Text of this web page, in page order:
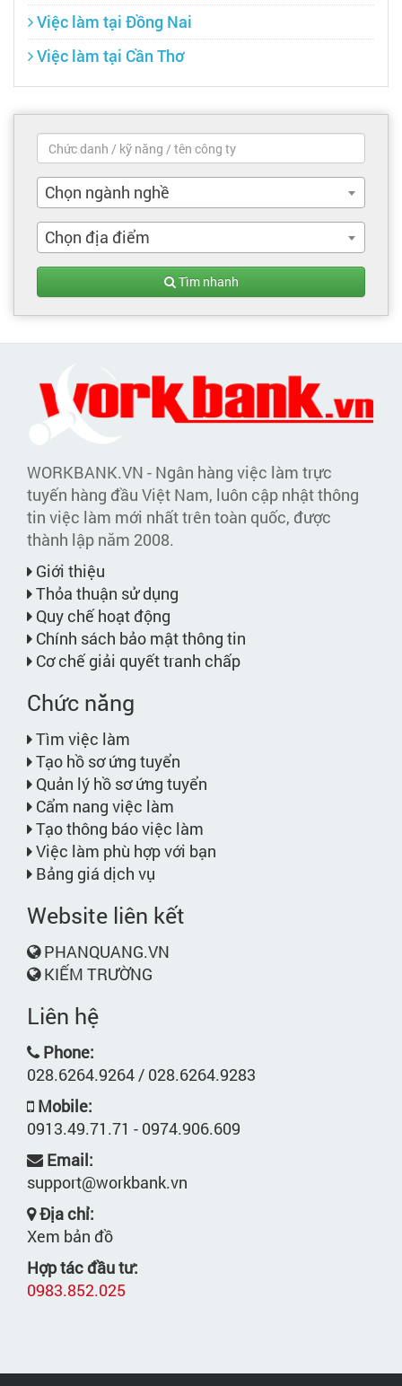
Việc làm tại Đồng Nai
Việc làm tại Cần Thơ
Chọn ngành nghề
Chọn địa điểm
Tìm nhanh
WORKBANK.VN - Ngân hàng việc làm trực
tuyến hàng đầu Việt Nam, luôn cập nhật thông
tin việc làm mới nhất trên toàn quốc, được
thành lập năm 2008.
Giới thiệu
Thỏa thuận sử dụng
Quy chế hoạt động
Chính sách bảo mật thông tin
Cơ chế giải quyết tranh chấp
Chức năng
Tìm việc làm
Tạo hồ sơ ứng tuyển
Quản lý hồ sơ ứng tuyển
Cẩm nang việc làm
Tạo thông báo việc làm
Việc làm phù hợp với bạn
Bảng giá dịch vụ
Website liên kết
PHANQUANG.VN
KIẾM TRƯỜNG
Liên hệ
Phone:
028.6264.9264 / 028.6264.9283
Mobile:
0913.49.71.71 - 0974.906.609
Email:
support@workbank.vn
Địa chỉ:
Xem bản đồ
Hợp tác đầu tư:
0983.852.025